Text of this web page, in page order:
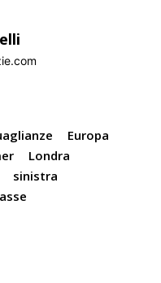
Europa
Londra
sinistra